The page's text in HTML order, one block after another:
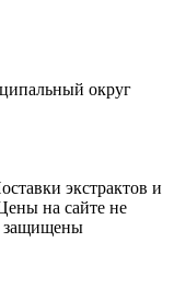
округ
экстрактов и
на сайте не
защищены